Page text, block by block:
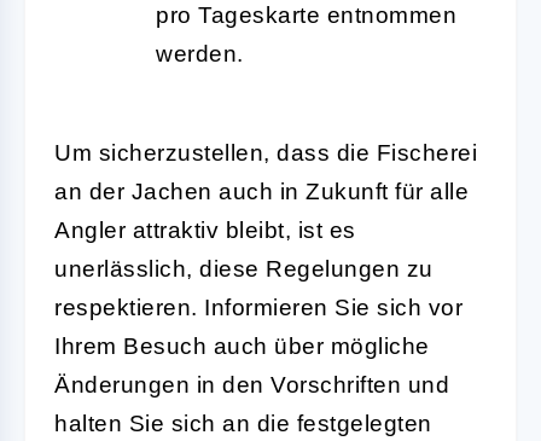
pro Tageskarte entnommen
werden.
Um sicherzustellen, dass die Fischerei
an der Jachen auch in Zukunft für alle
Angler attraktiv bleibt, ist es
unerlässlich, diese Regelungen zu
respektieren. Informieren Sie sich vor
Ihrem Besuch auch über mögliche
Änderungen in den Vorschriften und
halten Sie sich an die festgelegten